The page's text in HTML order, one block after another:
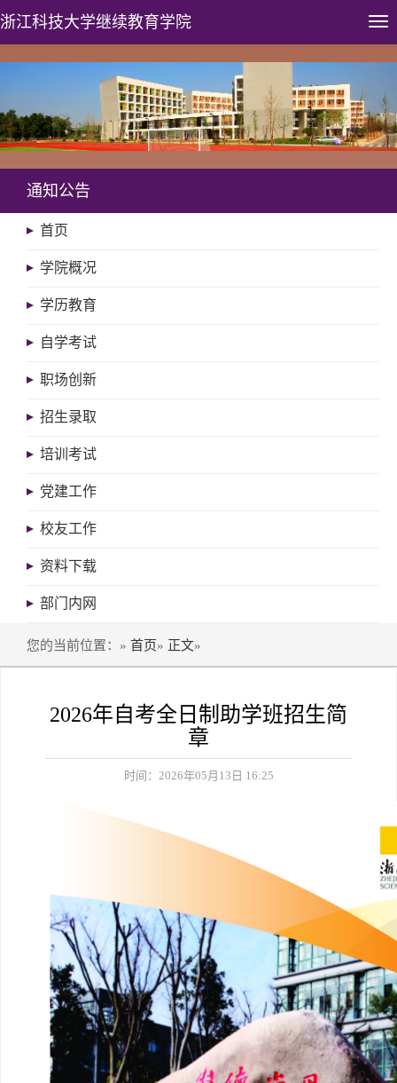
浙江科技大学继续教育学院
通知公告
首页
学院概况
学历教育
自学考试
职场创新
招生录取
培训考试
党建工作
校友工作
资料下载
部门内网
您的当前位置：» 首页» 正文»
2026年自考全日制助学班招生简
章
时间：2026年05月13日 16:25